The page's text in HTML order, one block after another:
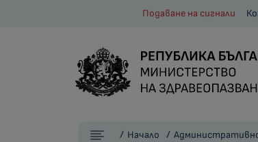
Подаване на сигнали
Начало